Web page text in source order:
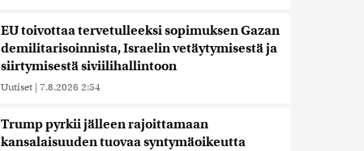
EU toivottaa tervetulleeksi sopimuksen Gazan
demilitarisoinnista, Israelin vetäytymisestä ja
siirtymisestä siviilihallintoon
Uutiset | 7.8.2026 2:54
Trump pyrkii jälleen rajoittamaan
kansalaisuuden tuovaa syntymäoikeutta